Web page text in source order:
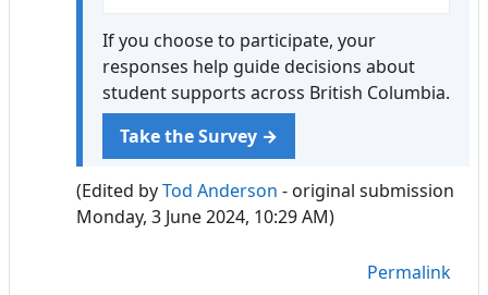
If you choose to participate, your
responses help guide decisions about
student supports across British Columbia.
Take the Survey →
(Edited byTod Anderson - original submission
Monday, 3 June 2024, 10:29 AM)
Permalink